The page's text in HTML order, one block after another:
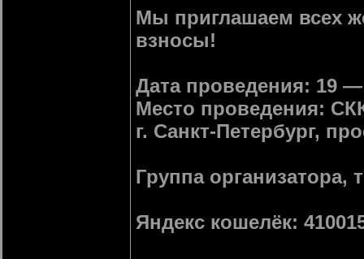
Мы приглашаем всех
взносы!
Дата проведения: 19 —
Место проведения:
г. Санкт-Петербург,
Группа
Яндекс кошелёк: